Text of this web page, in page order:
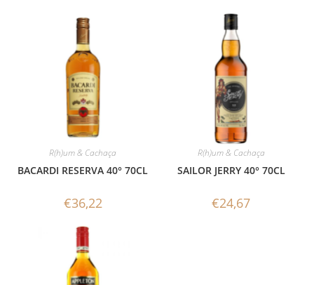
R(h)um & Cachaça
BACARDI RESERVA 40° 70CL
€36,22
R(h)um & Cachaça
SAILOR JERRY 40° 70CL
€24,67